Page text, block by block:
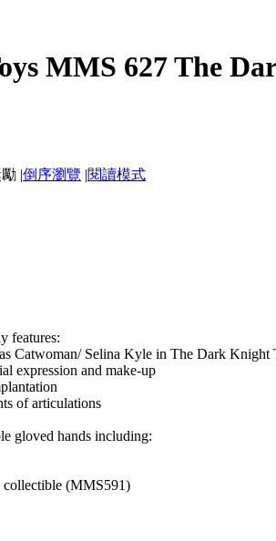
MMS 627 The
|倒序瀏覽 |閱讀模式
features:
Catwoman/ Selina Kyle in The Dark
expression and make-up
of articulations
gloved hands including:
collectible (MMS591)